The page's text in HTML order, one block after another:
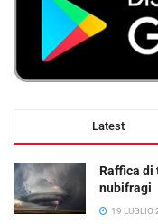
Latest
Raffica di
nubifragi
19 LUGLIO